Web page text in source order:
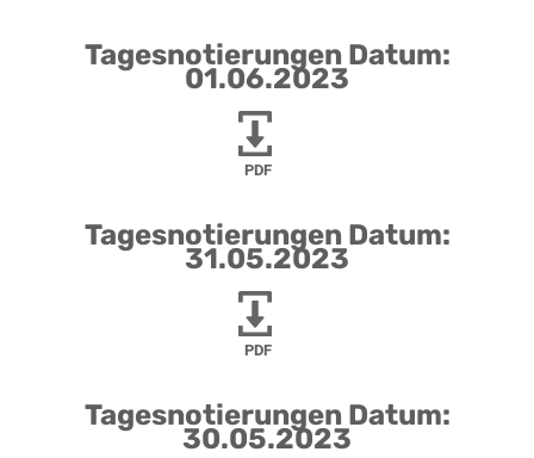
Tagesnotierungen Datum:
01.06.2023
PDF
Tagesnotierungen Datum:
31.05.2023
PDF
Tagesnotierungen Datum:
30.05.2023